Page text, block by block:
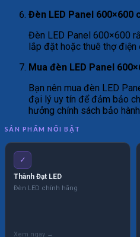
Đèn LED Panel 600×600
Đèn LED Panel 600×600
lắp đặt hoặc thuê thợ điện
Mua đèn LED Panel
Bạn nên mua đèn LED
đại lý uy tín để đảm bảo
hưởng chính sách bảo
SẢN PHẨM NỔI BẬT
✓
Thành Đạt LED
Đèn LED chính hãng